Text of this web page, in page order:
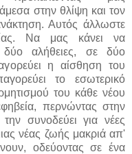
στην θλίψη και τον
Αυτός άλλωστε
Να μας κάνει να
δύο αλήθειες, σε δύο
η αίσθηση του
το εσωτερικό
του κάθε νέου
περνώντας στην
συνοδεύει για νέες
νέας ζωής μακριά απ'
οδεύοντας σε ένα